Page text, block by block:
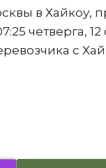
в Хайкоу,
четверга, 12
с